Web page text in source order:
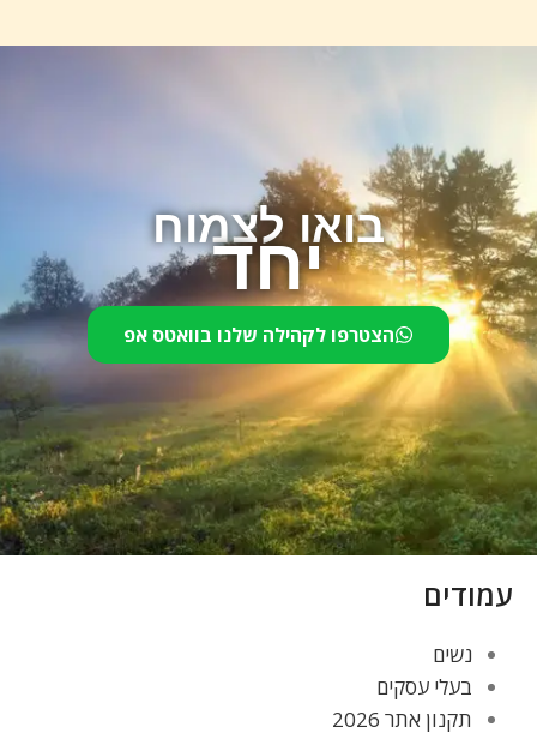
בואו לצמוח
יחד
הצטרפו לקהילה שלנו בוואטס אפ
עמודים
נשים
בעלי עסקים
תקנון אתר 2026